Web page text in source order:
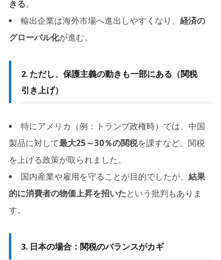
きる。
輸出企業は海外市場へ進出しやすくなり、 経済の
グローバル化が進む。
2. ただし、保護主義の動きも一部にある（関税
引き上げ）
特にアメリカ（例：トランプ政権時）では、中国
製品に対して最大25～30％の関税を課すなど、関税
を上げる政策が取られました。
国内産業や雇用を守ることが目的でしたが、 結果
的に消費者の物価上昇を招いたという批判もありま
す。
3. 日本の場合：関税のバランスがカギ